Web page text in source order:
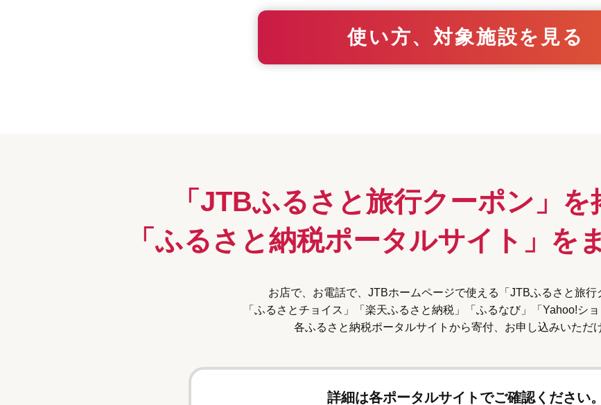
使い方、対象施設を見る
「JTBふるさと旅行クーポン」 を
「ふるさと納税ポータルサイト」を
お店で、お電話で、JTBホームページで使える
「JTBふるさと旅
「ふるさとチョイス」「楽天ふるさと納税」
「ふるなび」「Yahoo!シ
各ふるさと納税ポータルサイトから寄付、 お申し込みいただ
詳細は各ポータルサイトでご確認ください。